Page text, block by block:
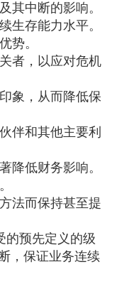
其中断的影响。
生存能力水平。
势。
者，以应对危机
象，从而降低保
伴和其他主要利
降低财务影响。
法而保持甚至提
的预先定义的级
，保证业务连续